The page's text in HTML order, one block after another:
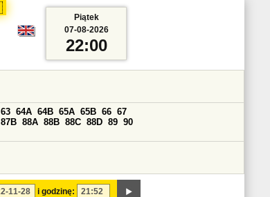
i godzinę:
63 64A 64B 65A 65B 66 67
87B 88A 88B 88C 88D 89 90
Piątek
07-08-2026
22:00